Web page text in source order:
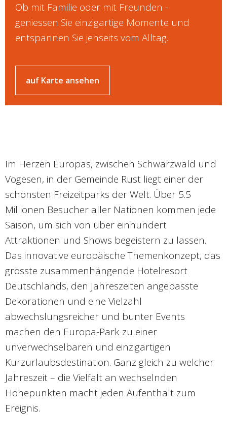
Ob mit Familie oder mit Freunden -
geniessen Sie einzigartige Momente und
entspannen Sie jenseits vom Alltag.
auf Karte ansehen
Im Herzen Europas, zwischen Schwarzwald und
Vogesen, in der Gemeinde Rust liegt einer der
schönsten Freizeitparks der Welt. Über 5.5
Millionen Besucher aller Nationen kommen jede
Saison, um sich von über einhundert
Attraktionen und Shows begeistern zu lassen.
Das innovative europäische Themenkonzept, das
grösste zusammenhängende Hotelresort
Deutschlands, den Jahreszeiten angepasste
Dekorationen und eine Vielzahl
abwechslungsreicher und bunter Events
machen den Europa-Park zu einer
unverwechselbaren und einzigartigen
Kurzurlaubsdestination. Ganz gleich zu welcher
Jahreszeit – die Vielfalt an wechselnden
Höhepunkten macht jeden Aufenthalt zum
Ereignis.